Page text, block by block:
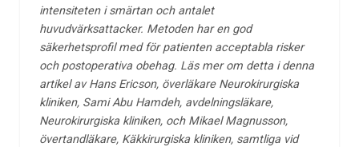
intensiteten i smärtan och antalet
huvudvärksattacker. Metoden har en god
säkerhetsprofil med för patienten acceptabla risker
och postoperativa obehag. Läs mer om detta i denna
artikel avHans Ericson, överläkare Neurokirurgiska
kliniken, SamiAbu Hamdeh, avdelningsläkare,
Neurokirurgiska kliniken, och Mikael Magnusson,
övertandläkare, Käkkirurgiska kliniken, samtliga vid